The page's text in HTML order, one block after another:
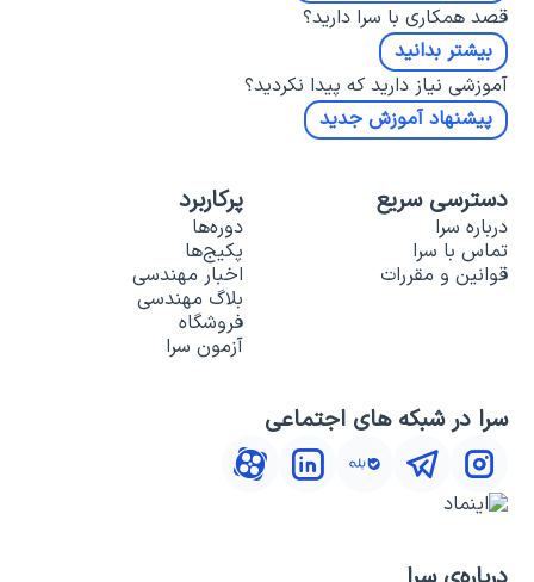
قصد همکاری با سرا دارید؟
بیشتر بدانید
آموزشی نیاز دارید که پیدا نکردید؟
پیشنهاد آموزش جدید
دسترسی سریع
درباره سرا
تماس با سرا
قوانین و مقررات
پرکاربرد
دوره‌ها
پکیج‌ها
اخبار مهندسی
بلاگ مهندسی
فروشگاه
آزمون سرا
سرا در شبکه های اجتماعی